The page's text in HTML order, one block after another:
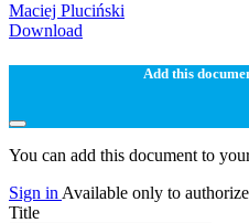
Maciej Pluciński
Download
Add this
You can add this document to
Sign in Available only to
Title